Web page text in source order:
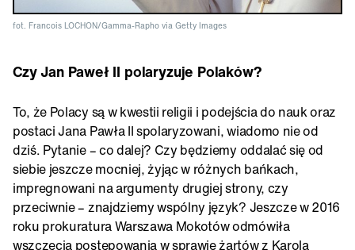
fot. Francois LOCHON/Gamma-Rapho via Getty Images
Czy Jan Paweł II polaryzuje Polaków?
To, że Polacy są w kwestii religii i podejścia do nauk oraz
postaci Jana Pawła II spolaryzowani, wiadomo nie od
dziś. Pytanie – co dalej? Czy będziemy oddalać się od
siebie jeszcze mocniej, żyjąc w różnych bańkach,
impregnowani na argumenty drugiej strony, czy
przeciwnie – znajdziemy wspólny język? Jeszcze w 2016
roku prokuratura Warszawa Mokotów odmówiła
wszczęcia postępowania w sprawie żartów z Karola